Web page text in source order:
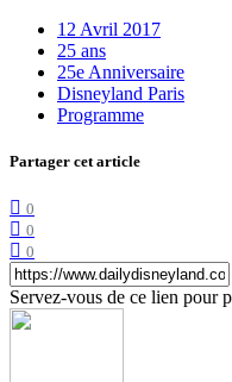
12 Avril 2017
25 ans
25e Anniversaire
Disneyland Paris
Programme
Partager cet article
0
0
0
Servez-vous de ce lien pour